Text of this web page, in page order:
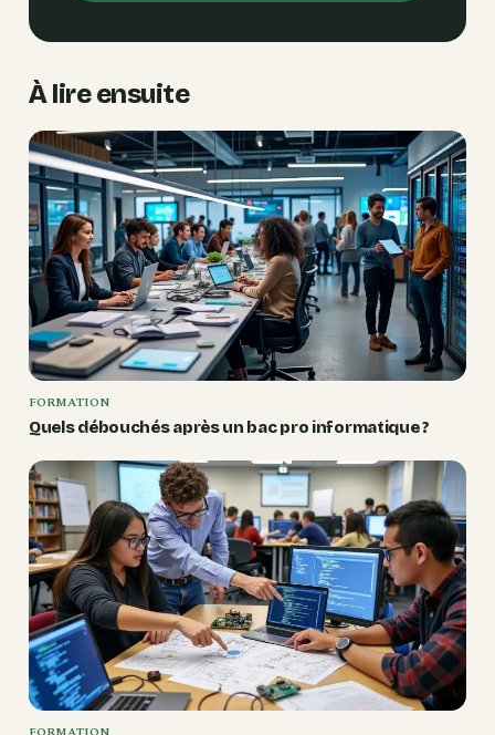
À lire ensuite
FORMATION
Quels débouchés après un bac pro informatique ?